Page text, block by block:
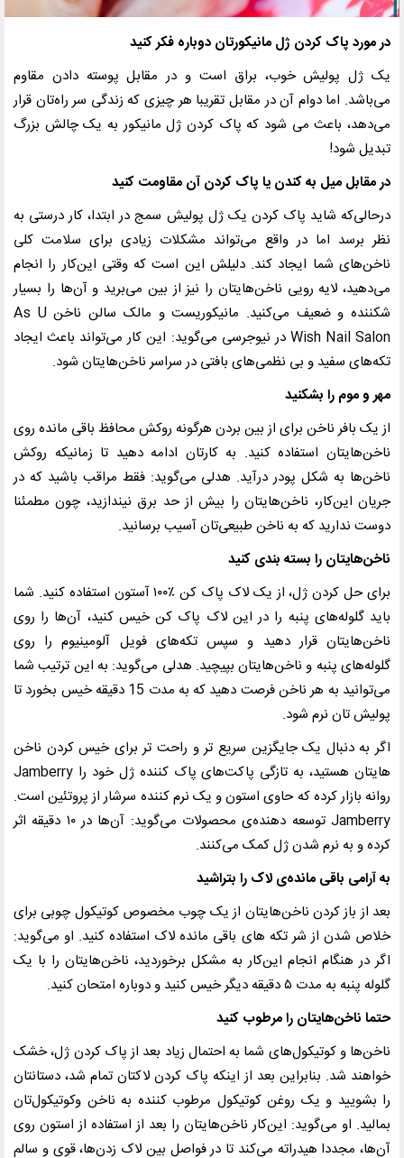
در مورد پاک کردن ژل مانیکورتان دوباره فکر کنید
یک ژل پولیش خوب، براق است و در مقابل پوسته دادن مقاوم
می‌باشد. اما دوام آن در مقابل تقریبا هر چیزی که زندگی سر راه‌تان قرار
می‌دهد، باعث می شود که پاک کردن ژل مانیکور به یک چالش بزرگ
تبدیل شود!
در مقابل میل به کندن یا پاک کردن آن مقاومت کنید
درحالی‌که شاید پاک کردن یک ژل پولیش سمج در ابتدا، کار درستی به
نظر برسد اما در واقع می‌تواند مشکلات زیادی برای سلامت کلی
ناخن‌های شما ایجاد کند. دلیلش این است که وقتی این‌کار را انجام
می‌دهید، لایه رویی ناخن‌هایتان را نیز از بین می‌برید و آن‌ها را بسیار
شکننده و ضعیف می‌کنید. مانیکوریست و مالک سالن ناخن As U
Wish Nail Salon در نیوجرسی می‌گوید: این کار می‌تواند باعث ایجاد
تکه‌های سفید و بی نظمی‌های بافتی در سراسر ناخن‌هایتان شود.
مهر و موم را بشکنید
از یک بافر ناخن برای از بین بردن هرگونه روکش محافظ باقی مانده روی
ناخن‌هایتان استفاده کنید. به کارتان ادامه دهید تا زمانیکه روکش
ناخن‌ها به شکل پودر درآید. هدلی می‌گوید: فقط مراقب باشید که در
جریان این‌کار، ناخن‌هایتان را بیش از حد برق نیندازید، چون مطمئنا
دوست ندارید که به ناخن طبیعی‌تان آسیب برسانید.
ناخن‌هایتان را بسته بندی کنید
برای حل کردن ژل، از یک لاک پاک کن ۱۰۰٪آستون استفاده کنید. شما
باید گلوله‌های پنبه را در این لاک پاک کن خیس کنید، آن‌ها را روی
ناخن‌هایتان قرار دهید و سپس تکه‌های فویل آلومینیوم را روی
گلوله‌های پنبه و ناخن‌هایتان بپیچید. هدلی می‌گوید: به این ترتیب شما
می‌توانید به هر ناخن فرصت دهید که به مدت 15 دقیقه خیس بخورد تا
پولیش تان نرم شود.
اگر به دنبال یک جایگزین سریع تر و راحت تر برای خیس کردن ناخن
هایتان هستید،
Jamberry به تازگی پاکت‌های پاک کننده ژل خود را
روانه بازار کرده که حاوی استون و یک نرم کننده سرشار از پروتئین است.
توسعه دهنده‌ی محصولاتJamberry می‌گوید: آن‌ها در۱۰ دقیقه اثر
کرده و به نرم شدن ژل کمک می‌کنند.
به آرامی باقی مانده‌ی لاک را بتراشید
بعد از باز کردن ناخن‌هایتان از یک چوب مخصوص کوتیکول چوبی برای
خلاص شدن از شر تکه های باقی مانده لاک استفاده کنید. او می‌گوید:
اگر در هنگام انجام این‌کار به مشکل برخوردید، ناخن‌هایتان را با یک
گلوله پنبه به مدت ۵دقیقه دیگر خیس کنید و دوباره امتحان کنید.
حتما ناخن‌هایتان را مرطوب کنید
ناخن‌ها و کوتیکول‌های شما به احتمال زیاد بعد از پاک کردن ژل، خشک
خواهند شد. بنابراین بعد از اینکه پاک کردن لاکتان تمام شد، دستانتان
را بشویید و یک روغن کوتیکول مرطوب کننده به ناخن وکوتیکول‌تان
بمالید. او می‌گوید: این‌کار ناخن‌هایتان را بعد از استفاده از استون روی
آن‌ها، مجددا هیدراته می‌کند تا در فواصل بین لاک زدن‌ها، قوی و سالم